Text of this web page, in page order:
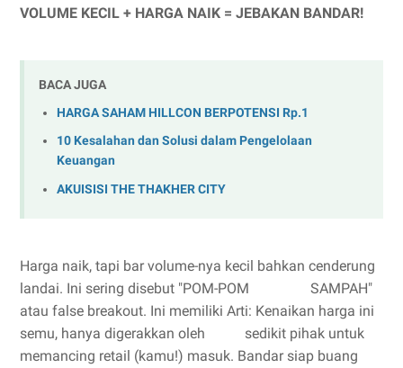
VOLUME KECIL + HARGA NAIK = JEBAKAN BANDAR!
BACA JUGA
HARGA SAHAM HILLCON BERPOTENSI Rp.1
10 Kesalahan dan Solusi dalam Pengelolaan
Keuangan
AKUISISI THE THAKHER CITY
Harga naik, tapi bar volume-nya kecil bahkan cenderung
landai. Ini sering disebut "POM-POM SAMPAH"
atau false breakout. Ini memiliki Arti: Kenaikan harga ini
semu, hanya digerakkan oleh sedikit pihak untuk
memancing retail (kamu!) masuk. Bandar siap buang